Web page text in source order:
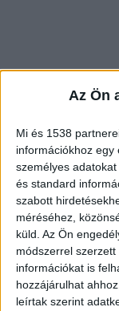
Az Ön
Mi és 1538
információkhoz egy
személyes
és standard
szabott
méréséhez,
küld. Az Ön
módszerrel
információkat is
hozzájárulhat
leírtak szerint
Az Állami
Szolgálat
kórház több
Az
a hazai